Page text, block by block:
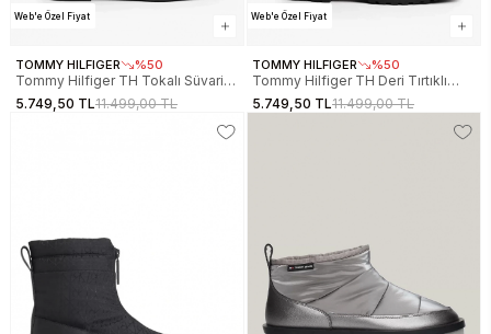
Web'e Özel Fiyat
TOMMY HILFIGER %50
Tommy Hilfiger TH Tokalı Süvari
Stili Uzun Deri Kadın Siyah Bot
FW0FW08873BDS
5.749,50 TL11.499,00 TL
Web'e Özel Fiyat
TOMMY HILFIGER %50
Tommy Hilfiger TH Deri Tırtıklı
Tabanlı Uzun Kadın Siyah Bot
FW0FW08985BDS
5.749,50 TL11.499,00 TL